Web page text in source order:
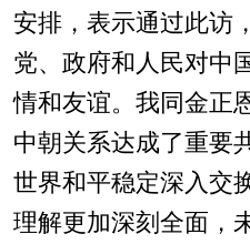
安排，表示通过此访
党、政府和人民对中
情和友谊。我同金正
中朝关系达成了重要
世界和平稳定深入交
理解更加深刻全面，